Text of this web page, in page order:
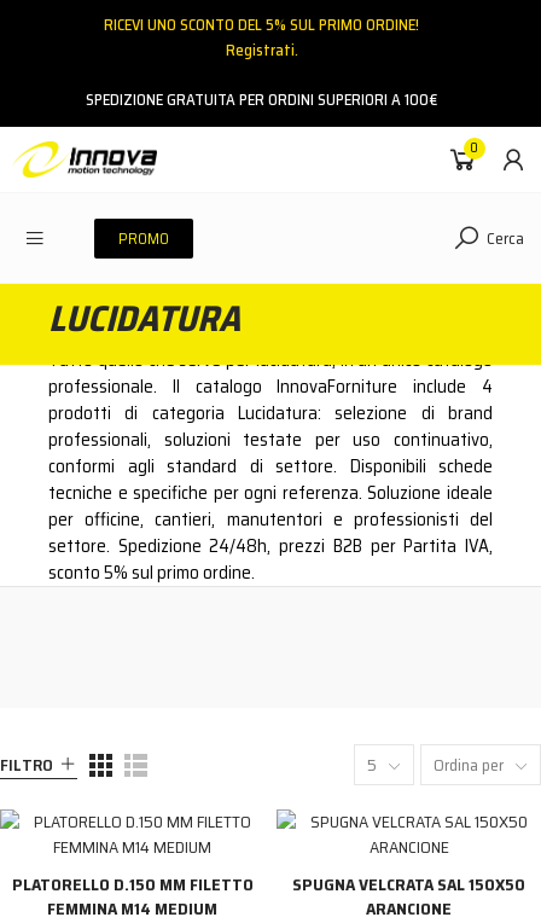
RICEVI UNO SCONTO DEL 5% SUL PRIMO ORDINE!
Registrati.
SPEDIZIONE GRATUITA PER ORDINI SUPERIORI A 100€
0
PROMO Cerca
LUCIDATURA
Tutto quello che serve per lucidatura, in un unico catalogo
professionale. Il catalogo InnovaForniture include 4
prodotti di categoria Lucidatura: selezione di brand
professionali, soluzioni testate per uso continuativo,
conformi agli standard di settore. Disponibili schede
tecniche e specifiche per ogni referenza. Soluzione ideale
per officine, cantieri, manutentori e professionisti del
settore. Spedizione 24/48h, prezzi B2B per Partita IVA,
sconto 5% sul primo ordine.
FILTRO 5 Ordina per
PLATORELLO D.150 MM FILETTO
FEMMINA M14 MEDIUM
SPUGNA VELCRATA SAL 150X50
ARANCIONE
ACCEDI
Hai dimenticato la password?
NESSUN ACCOUNT CREA UN NUOVO ACCOUNT
Contattaci